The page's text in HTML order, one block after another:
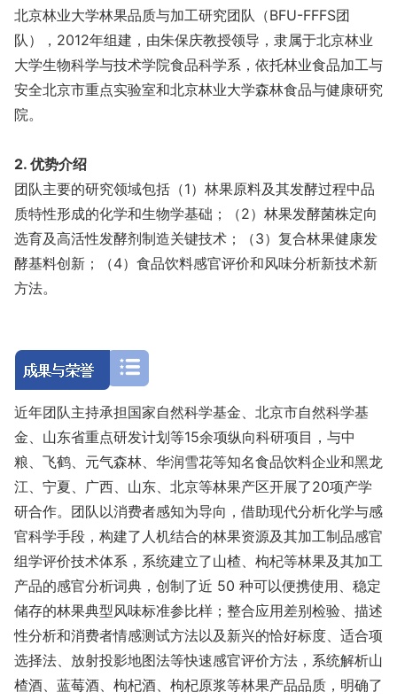
北京林业大学林果品质与加工研究团队（BFU-FFFS团
队），2012年组建，由朱保庆教授领导，隶属于北京林业
大学生物科学与技术学院食品科学系，依托林业食品加工与
安全北京市重点实验室和北京林业大学森林食品与健康研究
院。
2. 优势介绍
团队主要的研究领域包括（1）林果原料及其发酵过程中品
质特性形成的化学和生物学基础；（2）林果发酵菌株定向
选育及高活性发酵剂制造关键技术；（3）复合林果健康发
酵基料创新；（4）食品饮料感官评价和风味分析新技术新
方法。
近年团队主持承担国家自然科学基金、北京市自然科学基
金、山东省重点研发计划等15余项纵向科研项目，与中
粮、飞鹤、元气森林、华润雪花等知名食品饮料企业和黑龙
江、宁夏、广西、山东、北京等林果产区开展了20项产学
研合作。团队以消费者感知为导向，借助现代分析化学与感
官科学手段，构建了人机结合的林果资源及其加工制品感官
组学评价技术体系，系统建立了山楂、枸杞等林果及其加工
产品的感官分析词典，创制了近 50 种可以便携使用、稳定
储存的林果典型风味标准参比样；整合应用差别检验、描述
性分析和消费者情感测试方法以及新兴的恰好标度、适合项
选择法、放射投影地图法等快速感官评价方法，系统解析山
楂酒、蓝莓酒、枸杞酒、枸杞原浆等林果产品品质，明确了